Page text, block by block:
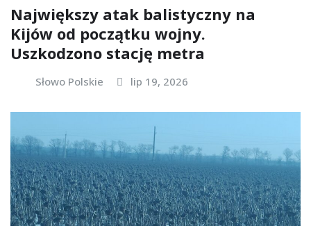
Największy atak balistyczny na
Kijów od początku wojny.
Uszkodzono stację metra
Słowo Polskie lip 19, 2026